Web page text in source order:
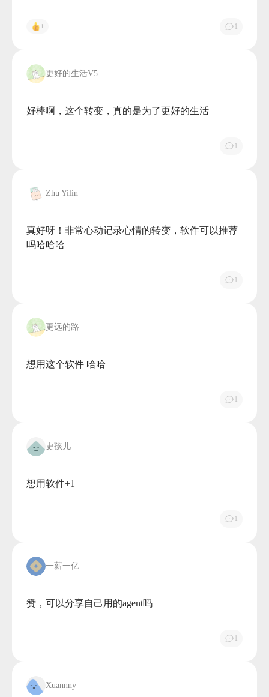
1 1
更好的生活V5
好棒啊，这个转变，真的是为了更好的生活
1
Zhu Yilin
真好呀！非常心动记录心情的转变，软件可以推荐
吗哈哈哈
1
更远的路
想用这个软件 哈哈
1
史孩儿
想用软件+1
1
一薪一亿
赞，可以分享自己用的agent吗
1
Xuannny